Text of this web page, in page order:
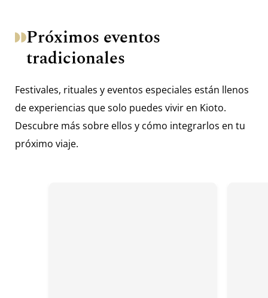
Próximos eventos
tradicionales
Festivales, rituales y eventos especiales están llenos
de experiencias que solo puedes vivir en Kioto.
Descubre más sobre ellos y cómo integrarlos en tu
próximo viaje.